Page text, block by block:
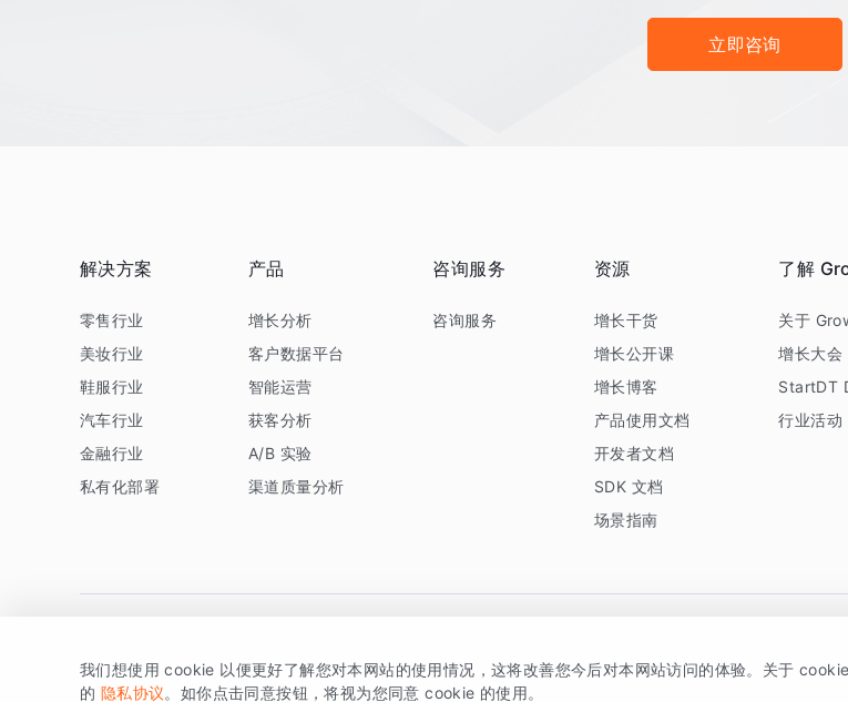
立即咨询
解决方案
零售行业
美妆行业
鞋服行业
汽车行业
金融行业
私有化部署
产品
增长分析
客户数据平台
智能运营
获客分析
A/B 实验
渠道质量分析
咨询服务
咨询服务
资源
增长干货
增长公开课
增长博客
产品使用文档
开发者文档
SDK 文档
场景指南
了解
关于
增长大会
StartDT
行业活动
版权所有 © 北京易数科技有限公司SDK相关说明 京ICP备15038330号
我们想使用 cookie 以便更好了解您对本网站的使用情况，这将改善您今后对本网站访问的体验。关于
的 隐私协议。如你点击同意按钮，将视为您同意 cookie 的使用。